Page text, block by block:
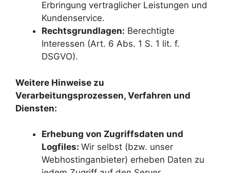
Erbringung vertraglicher Leistungen und
Kundenservice.
Rechtsgrundlagen: Berechtigte
Interessen (Art. 6 Abs. 1 S. 1 lit. f.
DSGVO).
Weitere Hinweise zu
Verarbeitungsprozessen, Verfahren und
Diensten:
Erhebung von Zugriffsdaten und
Logfiles: Wir selbst (bzw. unser
Webhostinganbieter) erheben Daten zu